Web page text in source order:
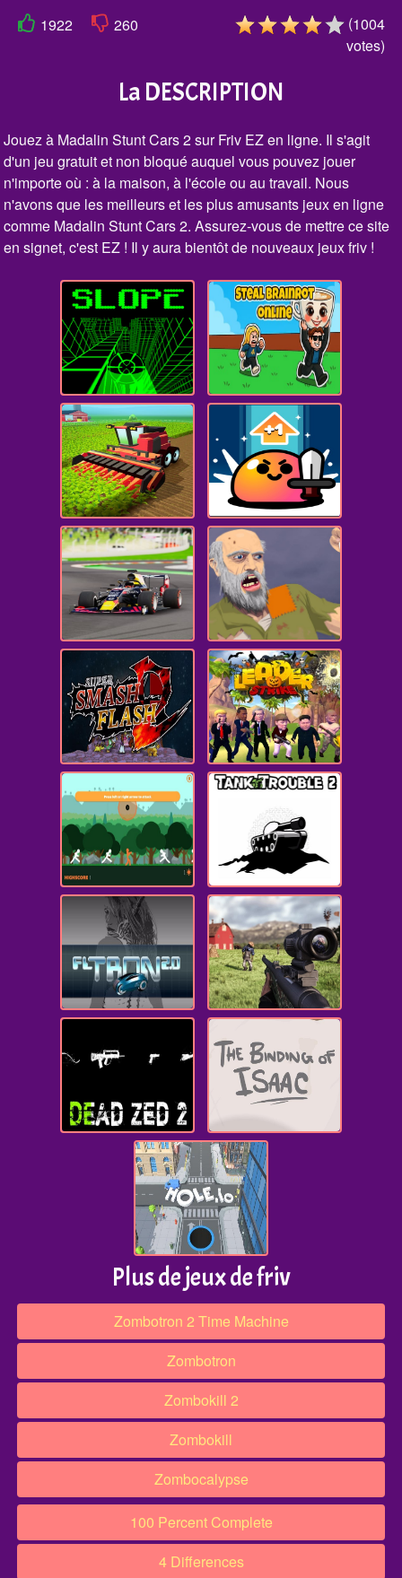
1922 260 (1004
votes)
La DESCRIPTION
Jouez à Madalin Stunt Cars 2 sur Friv EZ en ligne. Il s'agit
d'un jeu gratuit et non bloqué auquel vous pouvez jouer
n'importe où : à la maison, à l'école ou au travail. Nous
n'avons que les meilleurs et les plus amusants jeux en ligne
comme Madalin Stunt Cars 2. Assurez-vous de mettre ce site
en signet, c'est EZ ! Il y aura bientôt de nouveaux jeux friv !
Plus de jeux de friv
Zombotron 2 Time Machine
Zombotron
Zombokill 2
Zombokill
Zombocalypse
100 Percent Complete
4 Differences